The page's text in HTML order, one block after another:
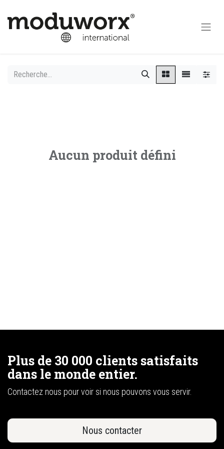
Aucun produit défini
Plus de 30 000 clients satisfaits
dans le monde entier.
Contactez nous pour voir si nous pouvons vous servir.
Nous contacter